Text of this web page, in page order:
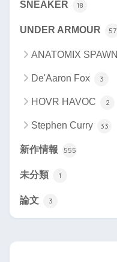
SNEAKER 18
UNDER ARMOUR 57
ANATOMIX SPAWN
De'Aaron Fox 3
HOVR HAVOC 2
Stephen Curry 33
新作情報 555
未分類 1
論文 3